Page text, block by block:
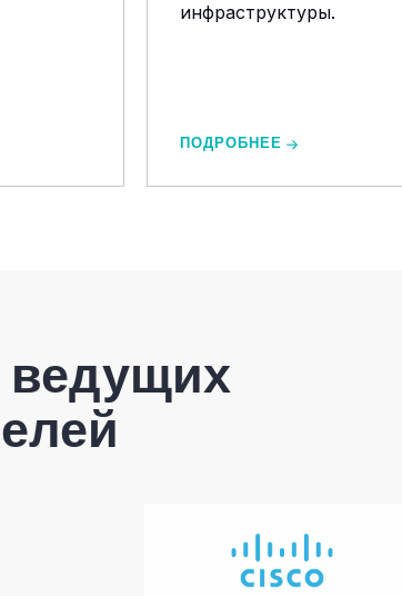
инфраструктуры.
ПОДРОБНЕЕ
ведущих